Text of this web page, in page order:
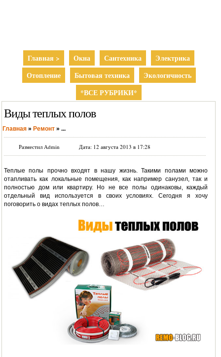
Главная > Окна Сантехника
Электрика
Отопление
Бытовая техника
Экологичность
*ВСЕ РУБРИКИ*
Виды теплых полов
Главная » Ремонт » ...
Разместил Admin Дата: 12 августа 2013 в 17:28
Теплые полы прочно входят в нашу жизнь. Такими полами можно
отапливать как локальные помещения, как например санузел, так и
полностью дом или квартиру. Но не все полы одинаковы, каждый
отдельный вид используется в своих условиях. Сегодня я хочу
поговорить о видах теплых полов…